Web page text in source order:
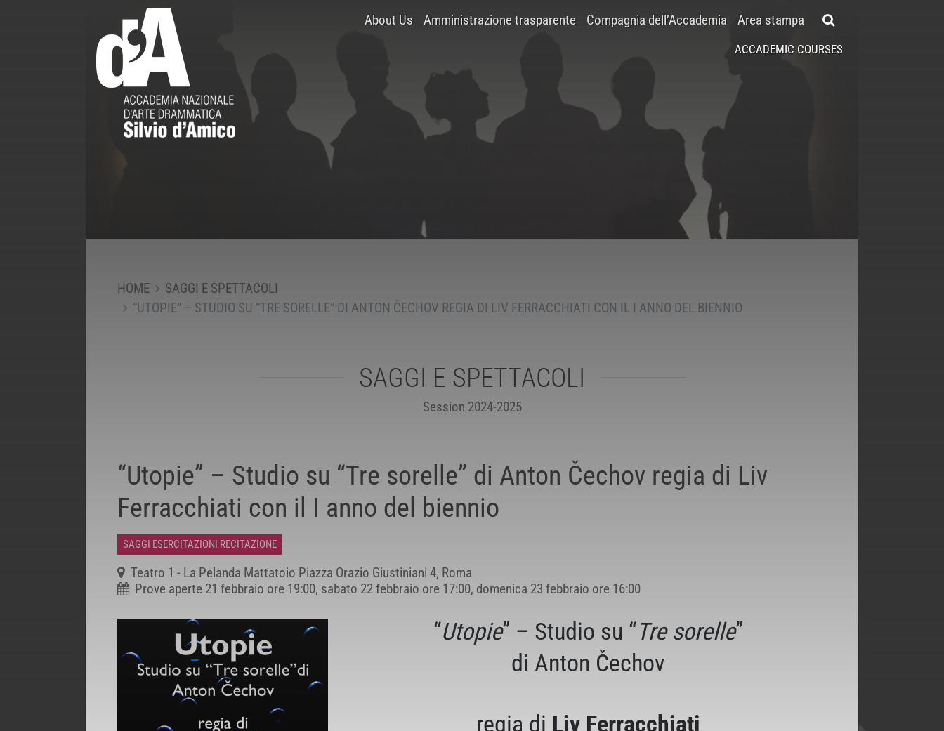
About Us Amministrazione trasparente Compagnia dell’Accademia Area stampa
ACCADEMIC COURSES
HOME
SAGGI E SPETTACOLI
“UTOPIE” – STUDIO SU “TRE SORELLE” DI ANTON ČECHOV REGIA DI LIV FERRACCHIATI CON IL I ANNO DEL BIENNIO
SAGGI E SPETTACOLI
Session 2024-2025
“Utopie” – Studio su “Tre sorelle” di Anton Čechov regia di Liv
Ferracchiati con il I anno del biennio
SAGGI ESERCITAZIONI RECITAZIONE
Teatro 1 - La Pelanda Mattatoio Piazza Orazio Giustiniani 4, Roma
Prove aperte 21 febbraio ore 19:00, sabato 22 febbraio ore 17:00, domenica 23 febbraio ore 16:00
“Utopie” – Studio su “Tre sorelle”
di Anton Čechov
regia di Liv Ferracchiati